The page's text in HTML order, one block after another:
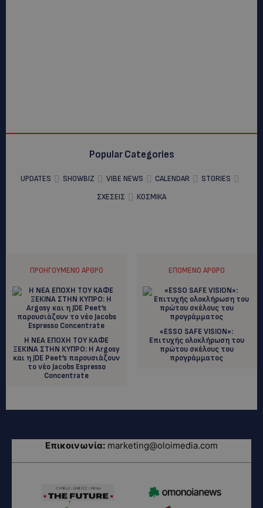
Popular Categories
UPDATES SHOWBIZ VIBE NEWS CALENDAR
STORIES
ΣΧΕΣΕΙΣ
ΚΟΣΜΙΚΑ
ΠΡΟΗΓΟΎΜΕΝΟ ΆΡΘΡΟ
Η ΝΕΑ ΕΠΟΧΗ ΤΟΥ ΚΑΦΕ
ΞΕΚΙΝΑ ΣΤΗΝ ΚΥΠΡΟ: Η Argosy
και η JDE Peet’s παρουσιάζουν
το νέο Jacobs Espresso
Concentrate
ΕΠΌΜΕΝΟ ΆΡΘΡΟ
«ESSO SAFE VISION»:
Επιτυχής ολοκλήρωση του
πρώτου σκέλους του
προγράμματος
Επικοινωνία: marketing@oloimedia.com